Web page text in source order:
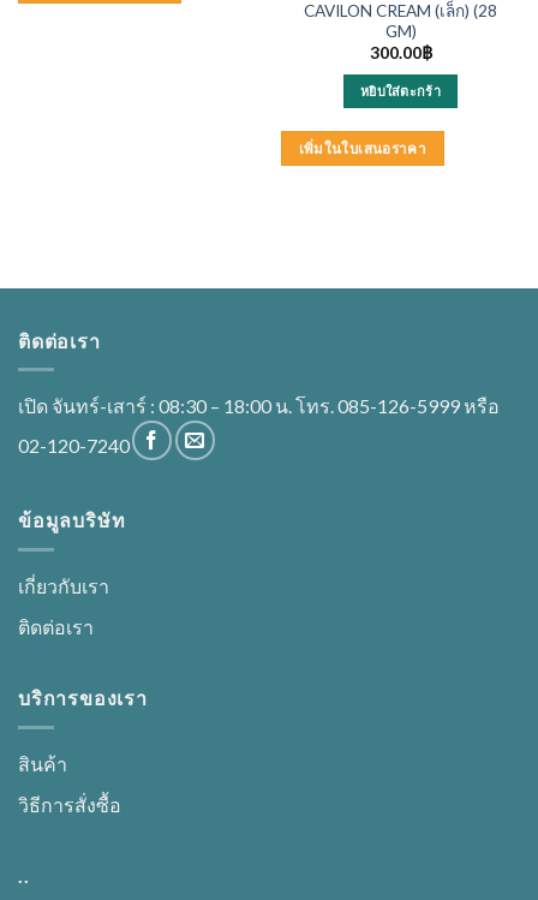
CAVILON CREAM (เล็ก) (28
GM)
300.00฿
หยิบใส่ตะกร้า
เพิ่มในใบเสนอราคา
ติดต่อเรา
เปิด จันทร์-เสาร์ : 08:30 – 18:00 น. โทร. 085-126-5999 หรือ
02-120-7240
ข้อมูลบริษัท
เกี่ยวกับเรา
ติดต่อเรา
บริการของเรา
สินค้า
วิธีการสั่งซื้อ